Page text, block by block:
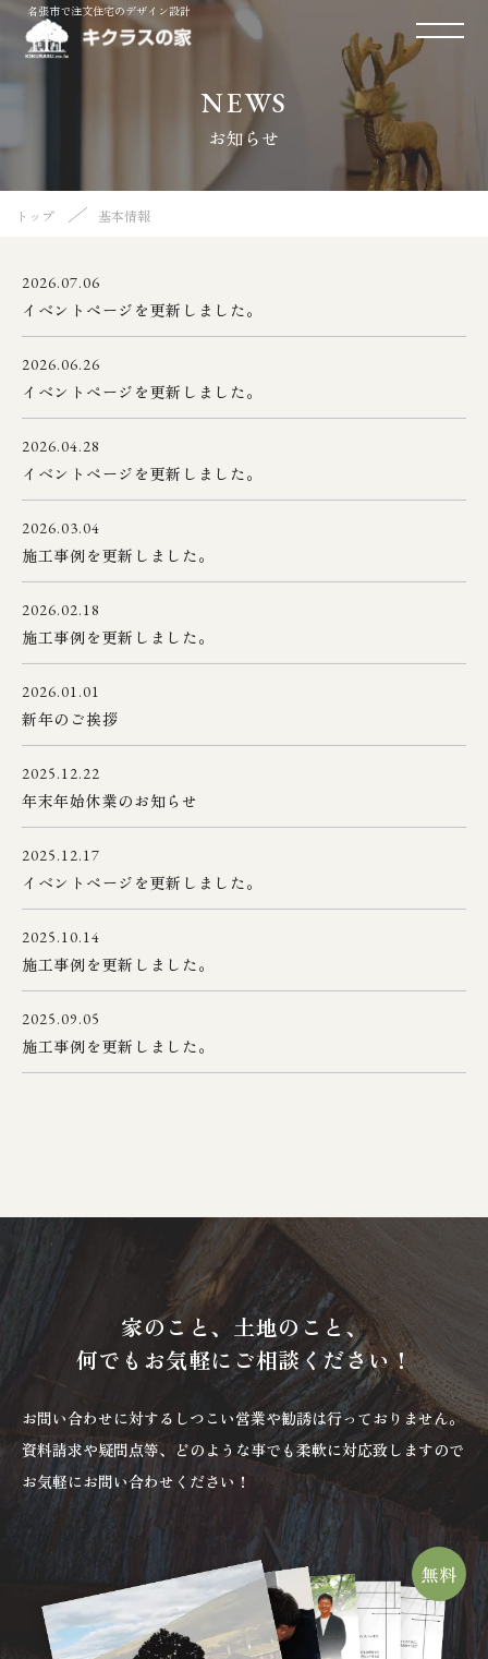
名張市で注文住宅のデザイン設計
NEWS
お知らせ
トップ ／ 基本情報
2026.07.06
イベントページを更新しました。
2026.06.26
イベントページを更新しました。
2026.04.28
イベントページを更新しました。
2026.03.04
施工事例を更新しました。
2026.02.18
施工事例を更新しました。
2026.01.01
新年のご挨拶
2025.12.22
年末年始休業のお知らせ
2025.12.17
イベントページを更新しました。
2025.10.14
施工事例を更新しました。
2025.09.05
施工事例を更新しました。
家のこと、土地のこと、
何でもお気軽にご相談ください！
お問い合わせに対するしつこい営業や勧誘は行っておりません。
資料請求や疑問点等、どのような事でも柔軟に対応致しますので
お気軽にお問い合わせください！